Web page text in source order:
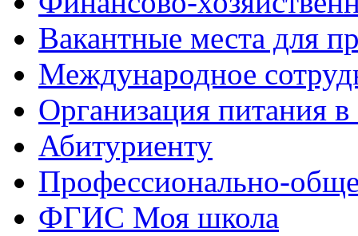
Вакантные места для
Международное
Организация питания в
Абитуриенту
Профессионально-
ФГИС Моя школа